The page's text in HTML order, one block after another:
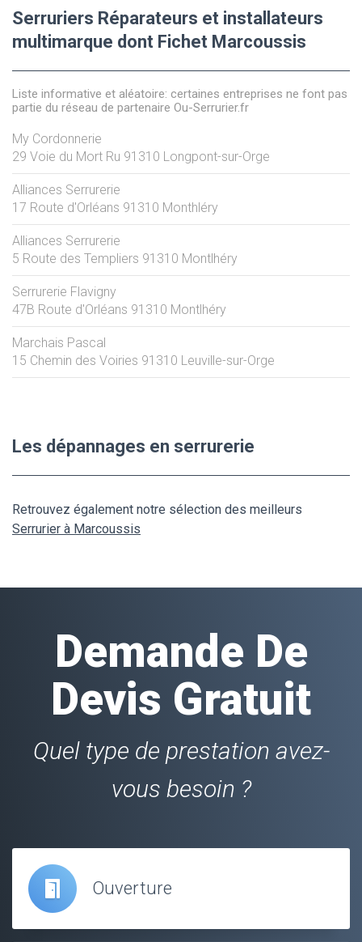
Serruriers Réparateurs et installateurs
multimarque dont Fichet Marcoussis
Liste informative et aléatoire: certaines entreprises ne font pas
partie du réseau de partenaire Ou-Serrurier.fr
My Cordonnerie
29 Voie du Mort Ru 91310 Longpont-sur-Orge
Alliances Serrurerie
17 Route d'Orléans 91310 Monthléry
Alliances Serrurerie
5 Route des Templiers 91310 Montlhéry
Serrurerie Flavigny
47B Route d'Orléans 91310 Montlhéry
Marchais Pascal
15 Chemin des Voiries 91310 Leuville-sur-Orge
Les dépannages en serrurerie
Retrouvez également notre sélection des meilleurs
Serrurier à Marcoussis
Demande De
Devis Gratuit
Quel type de prestation avez-
vous besoin ?
Ouverture